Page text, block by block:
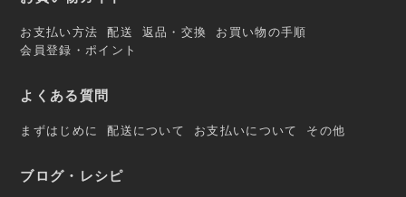
お支払い方法 配送 返品・交換
お買い物の手順
会員登録・ポイント
よくある質問
まずはじめに 配送について お支払いについて その他
ブログ・レシピ